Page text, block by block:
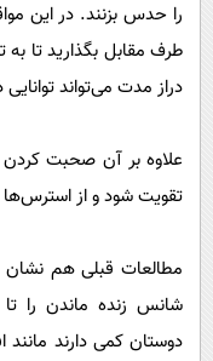
را حدس بزنند. در این
طرف مقابل بگذارید تا
دراز مدت می‌تواند
علاوه بر آن صحبت
تقویت شود و از
مطالعات قبلی هم نشان